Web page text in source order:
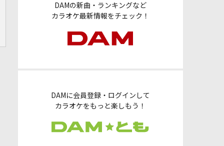
DAMの新曲・ランキングなど
カラオケ最新情報をチェック！
DAMに会員登録・ログインして
カラオケをもっと楽しもう！